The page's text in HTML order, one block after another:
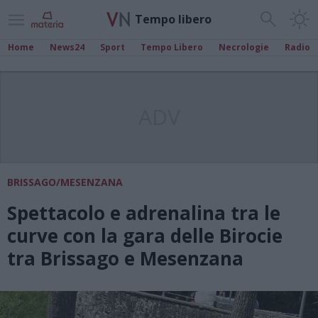
Tempo libero
Home News24 Sport Tempo Libero Necrologie Radio
BRISSAGO/MESENZANA
Spettacolo e adrenalina tra le
curve con la gara delle Birocie
tra Brissago e Mesenzana